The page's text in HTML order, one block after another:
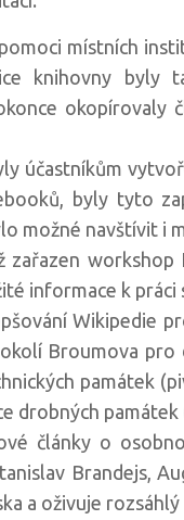
místních
knihovny byly
okopírovaly
účastníkům
byly tyto
možné navštívit i
zařazen
informace k
Wikipedie
Broumova pro
památek
drobných
články o
Brandejs,
a oživuje